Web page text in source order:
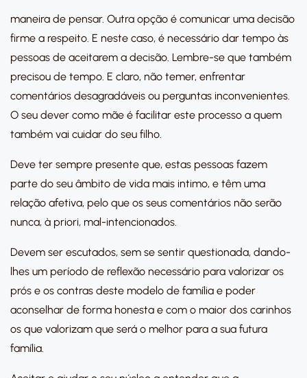
maneira de pensar. Outra opção é comunicar uma decisão
firme a respeito. E neste caso, é necessário dar tempo às
pessoas de aceitarem a decisão. Lembre-se que também
precisou de tempo. E claro, não temer, enfrentar
comentários desagradáveis ou perguntas inconvenientes.
O seu dever como mãe é facilitar este processo a quem
também vai cuidar do seu filho.
Deve ter sempre presente que, estas pessoas fazem
parte do seu âmbito de vida mais intimo, e têm uma
relação afetiva, pelo que os seus comentários não serão
nunca, à priori, mal-intencionados.
Devem ser escutados, sem se sentir questionada, dando-
lhes um período de reflexão necessário para valorizar os
prós e os contras deste modelo de família e poder
aconselhar de forma honesta e com o maior dos carinhos
os que valorizam que será o melhor para a sua futura
família.